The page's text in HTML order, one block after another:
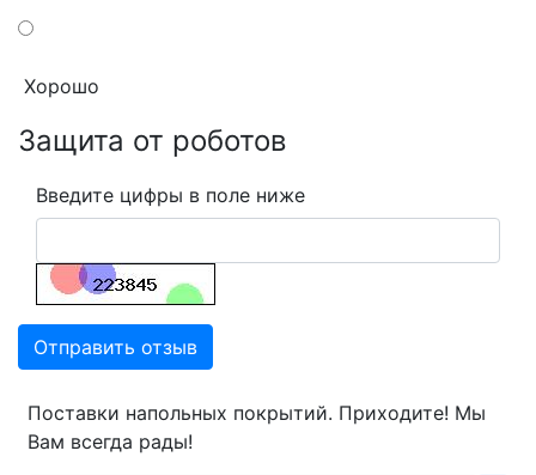
Хорошо
Защита от роботов
Введите цифры в поле ниже
Отправить отзыв
Поставки напольных покрытий. Приходите! Мы
Вам всегда рады!